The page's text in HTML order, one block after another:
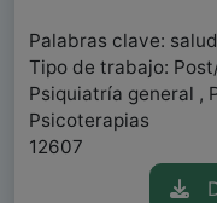
Palabras clave:
Tipo de trabajo:
Psiquiatría general ,
Psicoterapias
12607